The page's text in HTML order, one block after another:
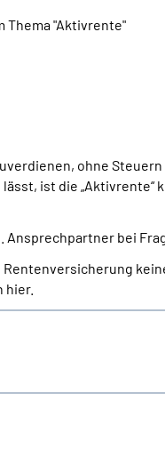
Thema "Aktivrente"
ohne
ist die
bei
hier.